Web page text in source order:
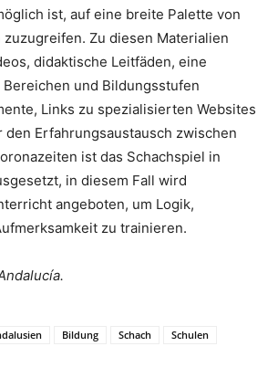
ist, auf eine breite Palette von
Zu diesen Materialien
didaktische Leitfäden, eine
und Bildungsstufen
Links zu spezialisierten Websites
den Erfahrungsaustausch zwischen
ist das Schachspiel in
in diesem Fall wird
angeboten, um Logik,
zu trainieren.
Bildung Schach
Schulen